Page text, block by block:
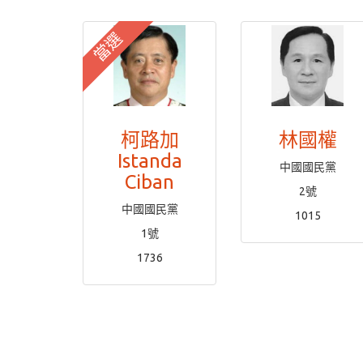
當選
柯路加
Istanda
Ciban
中國國民黨
1號
1736
林國權
中國國民黨
2號
1015